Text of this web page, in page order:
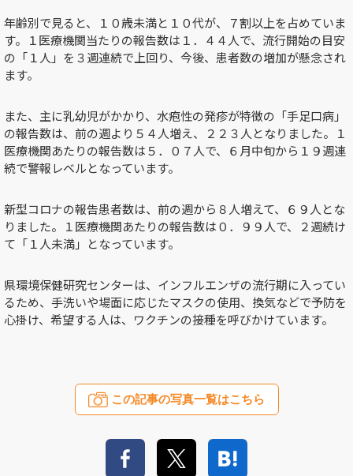
年齢別で見ると、１０歳未満と１０代が、７割以上を占めていま
す。１医療機関当たりの報告数は１．４４人で、流行開始の目安
の「１人」を３週連続で上回り、今後、患者数の増加が懸念され
ます。
また、主に乳幼児がかかり、水疱性の発疹が特徴の「手足口病」
の報告数は、前の週より５４人増え、２２３人となりました。１
医療機関あたりの報告数は５．０７人で、６月中旬から１９週連
続で警報レベルとなっています。
新型コロナの報告患者数は、前の週から８人増えて、６９人とな
りました。１医療機関あたりの報告数は０．９９人で、２週続け
て「１人未満」となっています。
県環境保健研究センターは、インフルエンザの流行期に入ってい
るため、手洗いや場面に応じたマスクの使用、換気などで予防を
心掛け、希望する人は、ワクチンの接種を呼びかけています。
この記事の写真一覧はこちら